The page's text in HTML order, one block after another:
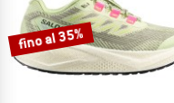
fino al 35%